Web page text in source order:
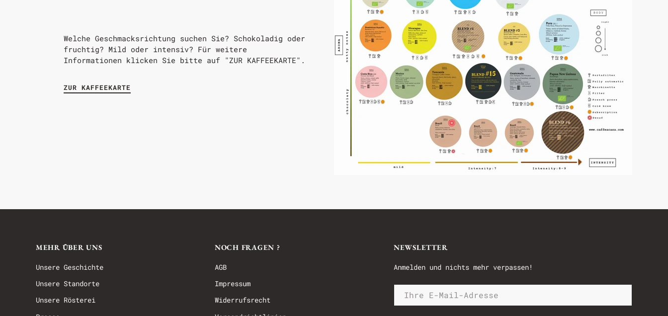
Welche Geschmacksrichtung suchen Sie? Schokoladig oder
fruchtig? Mild oder intensiv? Für weitere
Informationen klicken Sie bitte auf "ZUR KAFFEEKARTE".
ZUR KAFFEEKARTE
MEHR ÜBER UNS
Unsere Geschichte
Unsere Standorte
Unsere Rösterei
NOCH FRAGEN ?
AGB
Impressum
Widerrufsrecht
NEWSLETTER
Anmelden und nichts mehr verpassen!